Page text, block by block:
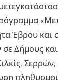
Έβρου και
Δήμους
Σερρών,